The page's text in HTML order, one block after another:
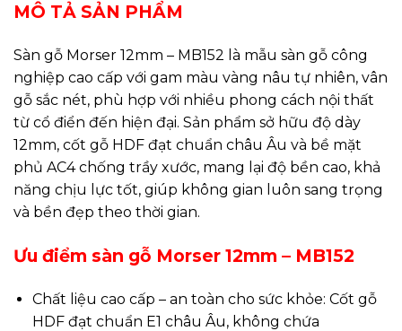
MÔ TẢ SẢN PHẨM
Sàn gỗ Morser 12mm – MB152 là mẫu sàn gỗ công
nghiệp cao cấp với gam màu vàng nâu tự nhiên, vân
gỗ sắc nét, phù hợp với nhiều phong cách nội thất
từ cổ điển đến hiện đại. Sản phẩm sở hữu độ dày
12mm, cốt gỗ HDF đạt chuẩn châu Âu và bề mặt
phủ AC4 chống trầy xước, mang lại độ bền cao, khả
năng chịu lực tốt, giúp không gian luôn sang trọng
và bền đẹp theo thời gian.
Ưu điểm sàn gỗ Morser 12mm – MB152
Chất liệu cao cấp – an toàn cho sức khỏe: Cốt gỗ
HDF đạt chuẩn E1 châu Âu, không chứa